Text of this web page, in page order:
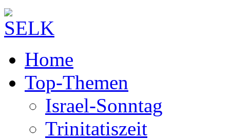
Home
Top-Themen
Israel-Sonntag
Trinitatiszeit